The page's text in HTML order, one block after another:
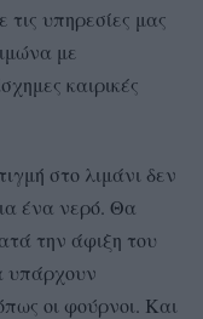
υπηρεσίες μας
με
καιρικές
στο λιμάνι δεν
ένα νερό. Θα
την άφιξη του
υπάρχουν
οι φούρνοι. Και